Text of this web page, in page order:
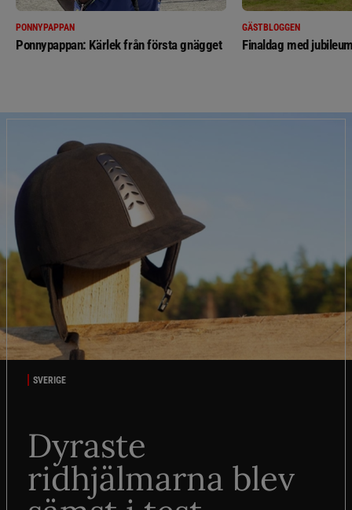
PONNYPAPPAN
Ponnypappan: Kärlek från första gnägget
GÄSTBLOGGEN
Finaldag med
SVERIGE
Dyraste
ridhjälmarna blev